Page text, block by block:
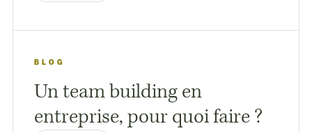
BLOG
Un team building en
entreprise, pour quoi faire ?